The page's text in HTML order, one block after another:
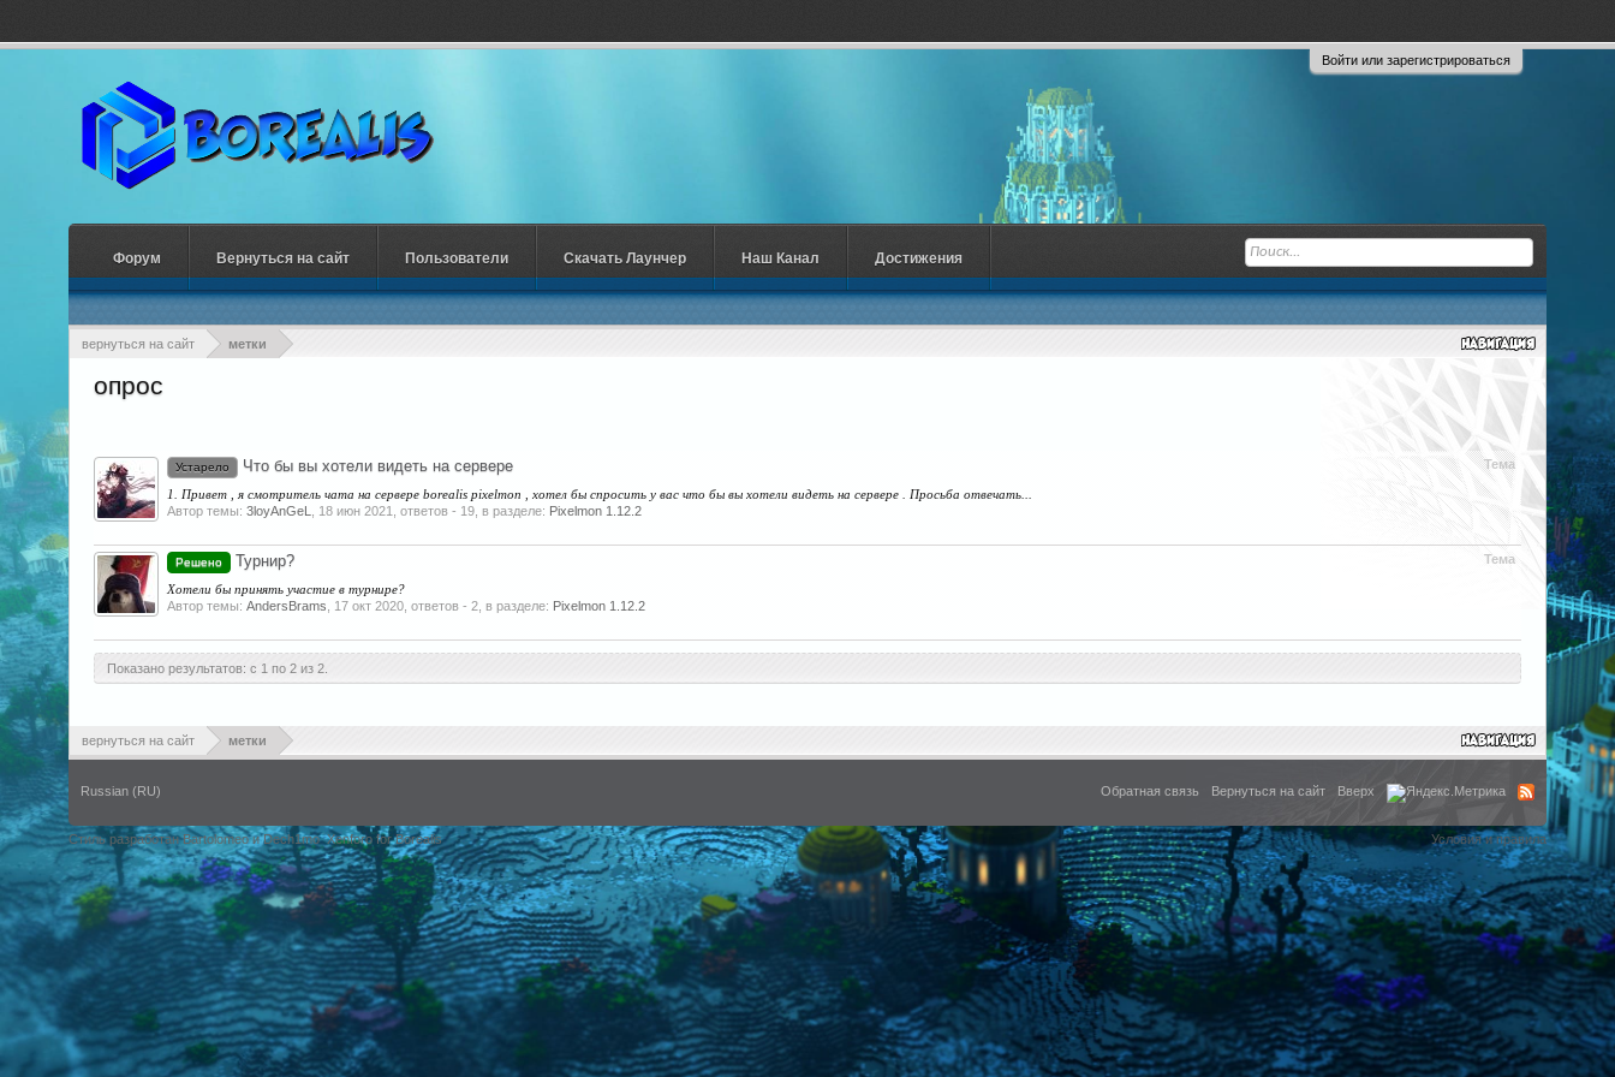
Войти или зарегистрироваться
вернуться на сайт метки
опрос
Тема
Устарело Что бы вы хотели видеть на сервере
1. Привет , я смотритель чата на сервере borealis pixelmon , хотел бы спросить у вас что бы вы хотели видеть на сервере . Просьба отвечать...
Автор темы: 3loyAnGeL 18 июн 2021 , ответов - 19, в разделе: Pixelmon 1.12.2
Тема
Решено Турнир?
Хотели бы принять участие в турнире?
Автор темы: AndersBrams 17 окт 2020 , ответов - 2, в разделе: Pixelmon 1.12.2
Показано результатов: с 1 по 2 из 2.
вернуться на сайт метки
Форум Вернуться на сайт Пользователи Скачать Лаунчер Наш Канал Достижения
Russian (RU) Обратная связь Вернуться на сайт Вверх
Стиль разработан Bartolomeo и Dech1moXenforo for Borealis Условия и правила